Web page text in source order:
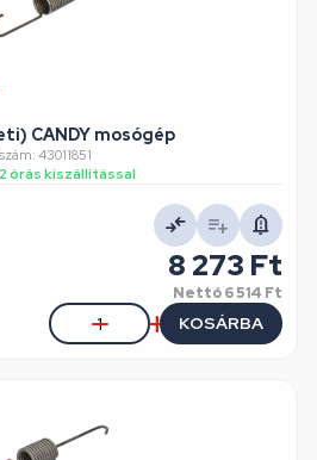
CANDY mosógép
43011851
órás kiszállítással
8 273 Ft
Nettó6 514 Ft
KOSÁRBA